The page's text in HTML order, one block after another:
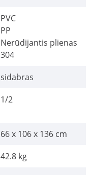
PVC
PP
Nerūdijantis plienas
304
sidabras
1/2
66 x 106 x 136 cm
42.8 kg